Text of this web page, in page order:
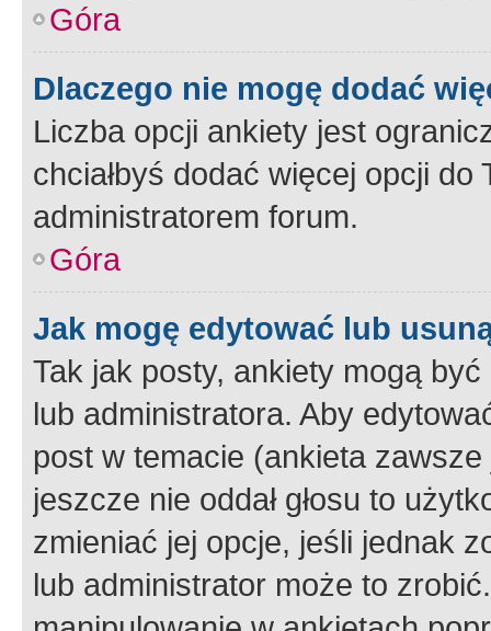
Góra
Dlaczego nie mogę dodać
Liczba opcji ankiety jest
chciałbyś dodać więcej opcji
administratorem forum.
Góra
Jak mogę edytować lub
Tak jak posty, ankiety mogą
lub administratora. Aby
post w temacie (ankieta
jeszcze nie oddał głosu to
zmieniać jej opcje, jeśli jednak
lub administrator może to